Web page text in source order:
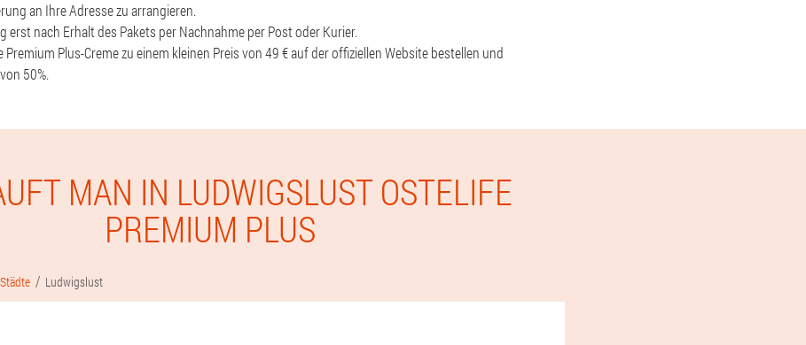
an Ihre Adresse zu arrangieren.
erst nach Erhalt des Pakets per Nachnahme per Post oder Kurier.
Premium Plus-Creme zu einem kleinen Preis von 49 € auf der offiziellen Website bestellen und
50%.
MAN IN LUDWIGSLUST OSTELIFE
PREMIUM PLUS
Städte Ludwigslust